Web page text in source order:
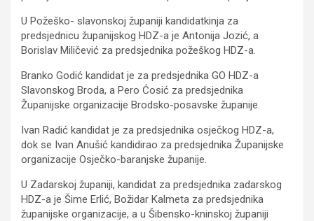
U Požeško- slavonskoj županiji kandidatkinja za
predsjednicu županijskog HDZ-a je Antonija Jozić, a
Borislav Miličević za predsjednika požeškog HDZ-a.
Branko Godić kandidat je za predsjednika GO HDZ-a
Slavonskog Broda, a Pero Ćosić za predsjednika
Županijske organizacije Brodsko-posavske županije.
Ivan Radić kandidat je za predsjednika osječkog HDZ-a,
dok se Ivan Anušić kandidirao za predsjednika Županijske
organizacije Osječko-baranjske županije.
U Zadarskoj županiji, kandidat za predsjednika zadarskog
HDZ-a je Šime Erlić, Božidar Kalmeta za predsjednika
županijske organizacije, a u Šibensko-kninskoj županiji